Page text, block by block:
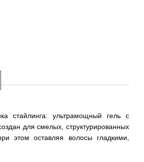
стайлинга: ультрамощный гель с
для смелых, структурированных
этом оставляя волосы гладкими,